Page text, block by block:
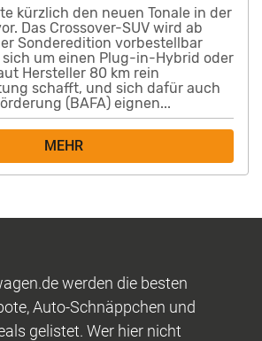
kürzlich den neuen Tonale in der
Das Crossover-SUV wird ab
Sonderedition vorbestellbar
sich um einen Plug-in-Hybrid oder
Hersteller 80 km rein
schafft, und sich dafür auch
(BAFA) eignen...
MEHR
werden die besten
Auto-Schnäppchen und
gelistet. Wer hier nicht